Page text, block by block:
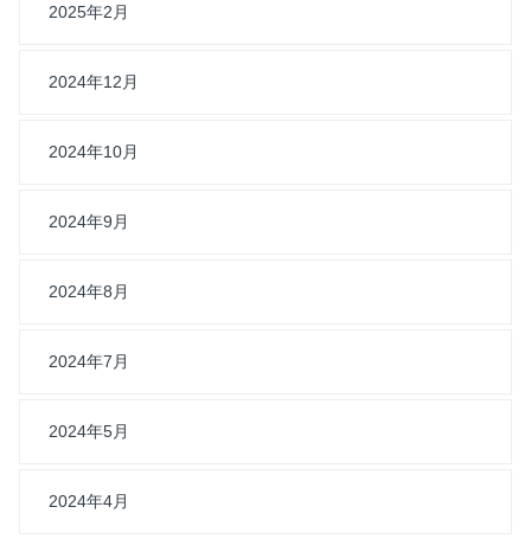
2025年2月
2024年12月
2024年10月
2024年9月
2024年8月
2024年7月
2024年5月
2024年4月